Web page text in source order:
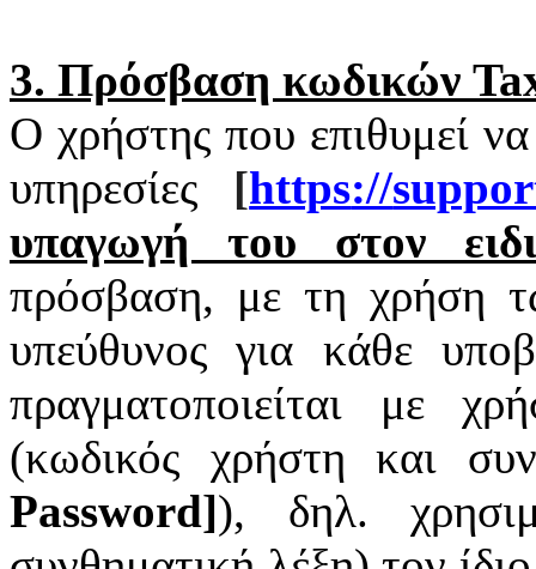
3. Πρόσβαση κωδικών
Ο χρήστης που επιθυμεί να
υπηρεσίες [https://
υπαγωγή του στον
πρόσβαση, με τη χρήση
υπεύθυνος για κάθε
πραγματοποιείται με
(κωδικός χρήστη και
Password]), δηλ.